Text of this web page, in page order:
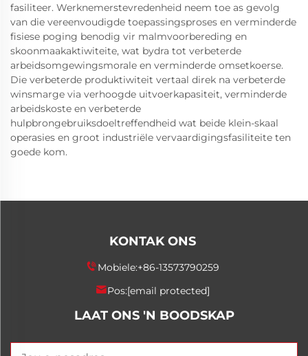
fasiliteer. Werknemerstevredenheid neem toe as gevolg
van die vereenvoudigde toepassingsproses en verminderde
fisiese poging benodig vir malmvoorbereding en
skoonmaakaktiwiteite, wat bydra tot verbeterde
arbeidsomgewingsmorale en verminderde omsetkoerse.
Die verbeterde produktiwiteit vertaal direk na verbeterde
winsmarge via verhoogde uitvoerkapasiteit, verminderde
arbeidskoste en verbeterde
hulpbrongebruiksdoeltreffendheid wat beide klein-skaal
operasies en groot industriële vervaardigingsfasiliteite ten
goede kom.
KONTAK ONS
Mobiele:+86-13573790259
Pos:[email protected]
LAAT ONS 'N BOODSKAP